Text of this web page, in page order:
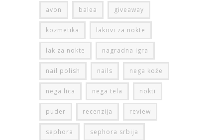
avon balea giveaway
kozmetika lakovi za nokte
lak za nokte nagradna igra
nail polish nails nega kože
nega lica nega tela nokti
puder recenzija review
sephora sephora srbija